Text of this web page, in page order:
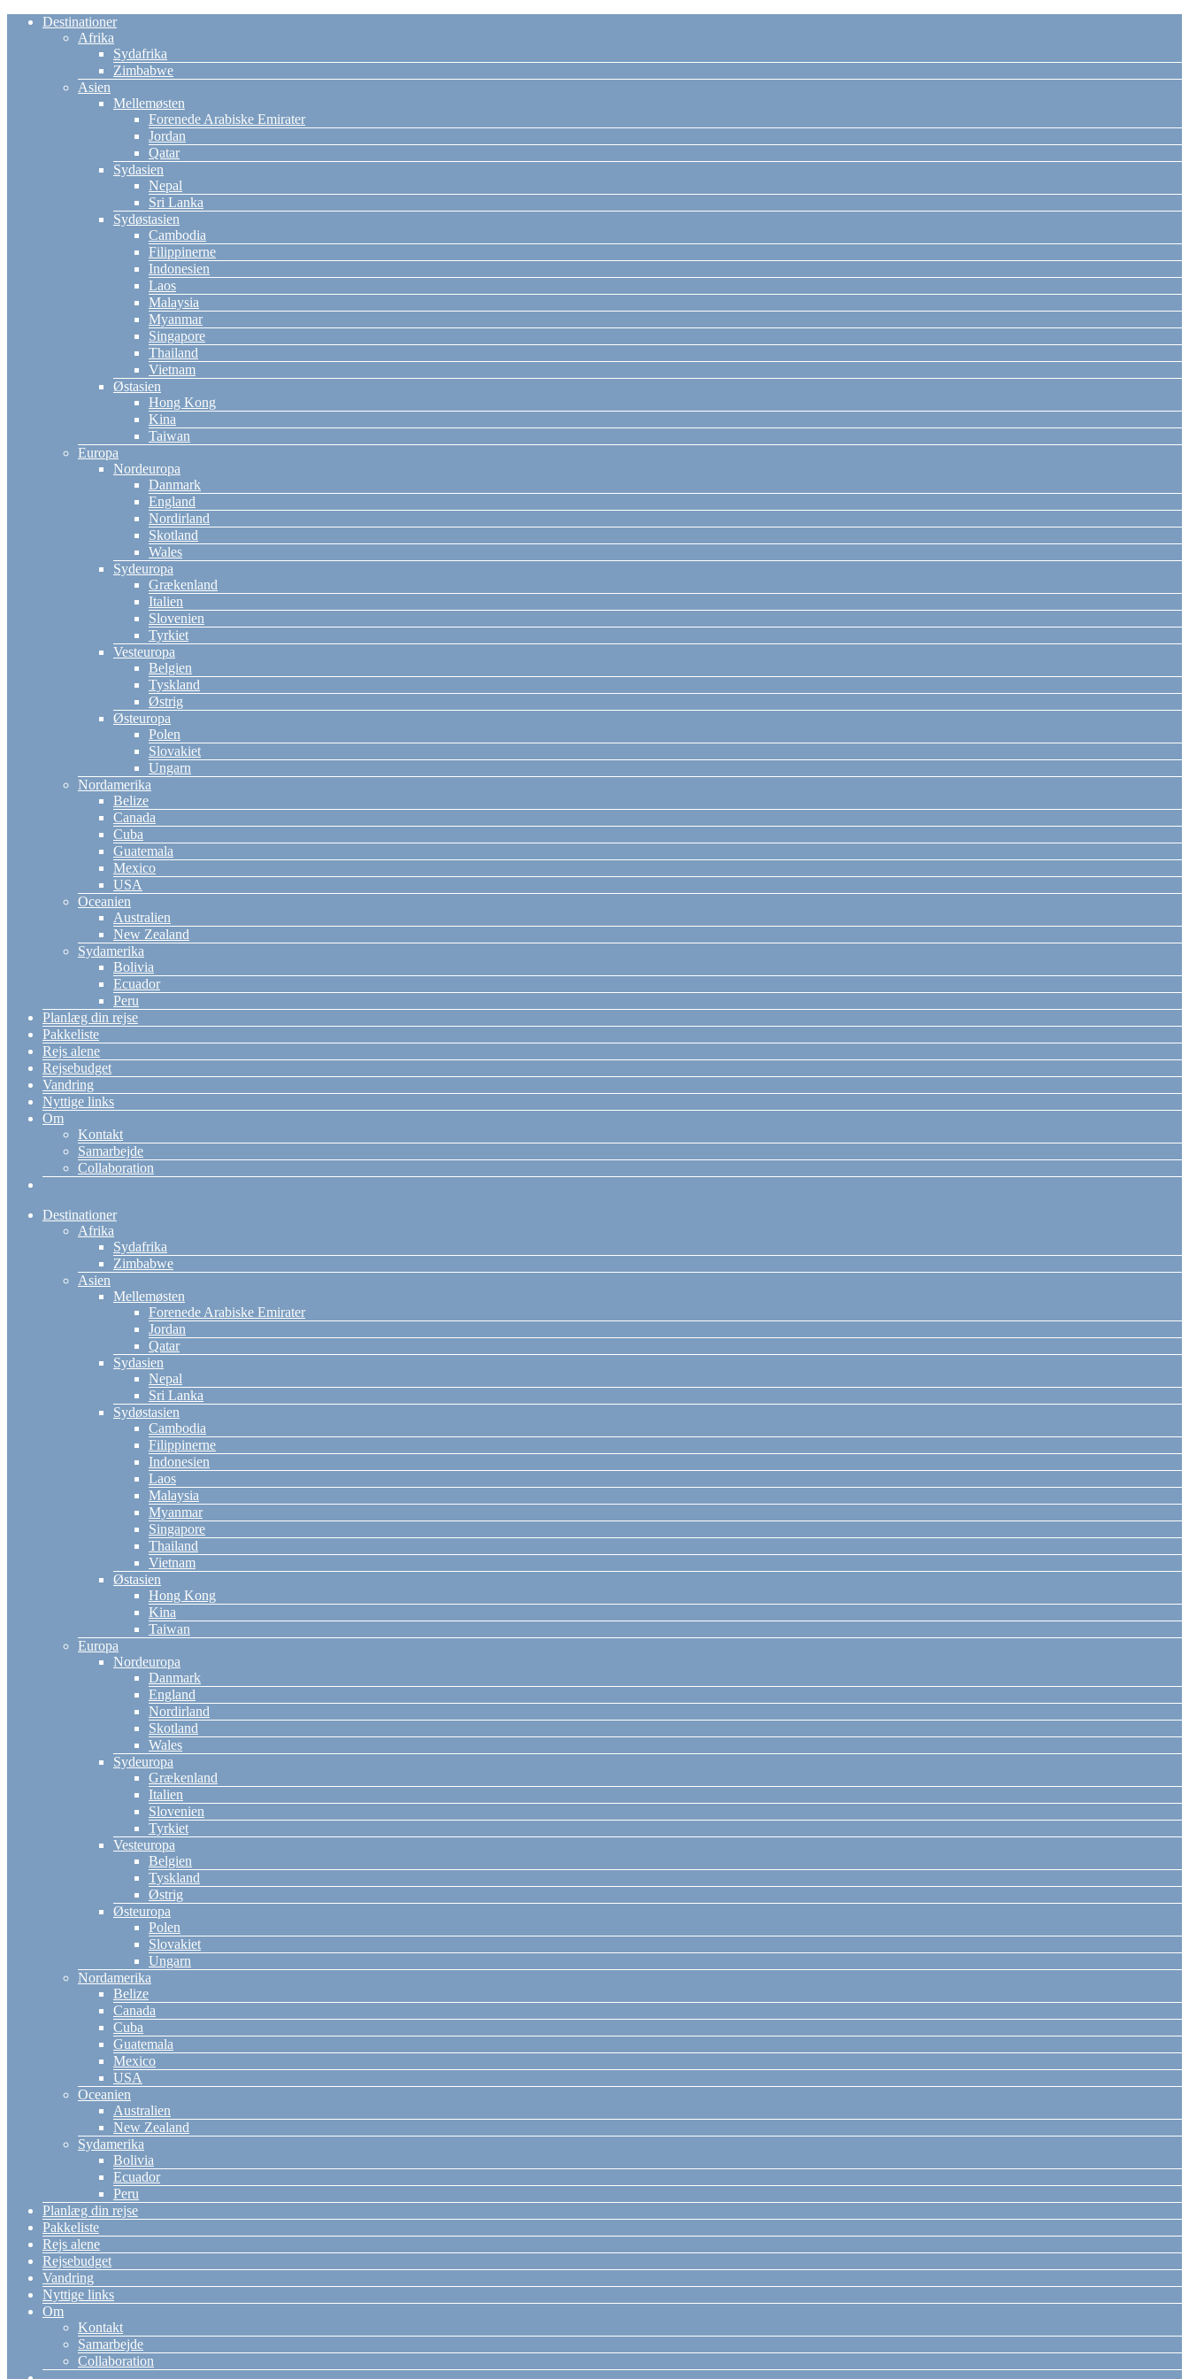
Destinationer
Afrika
Sydafrika
Zimbabwe
Asien
Mellemøsten
Forenede Arabiske Emirater
Jordan
Qatar
Sydasien
Nepal
Sri Lanka
Sydøstasien
Cambodia
Filippinerne
Indonesien
Laos
Malaysia
Myanmar
Singapore
Thailand
Vietnam
Østasien
Hong Kong
Kina
Taiwan
Europa
Nordeuropa
Danmark
England
Nordirland
Skotland
Wales
Sydeuropa
Grækenland
Italien
Slovenien
Tyrkiet
Vesteuropa
Belgien
Tyskland
Østrig
Østeuropa
Polen
Slovakiet
Ungarn
Nordamerika
Belize
Canada
Cuba
Guatemala
Mexico
USA
Oceanien
Australien
New Zealand
Sydamerika
Bolivia
Ecuador
Peru
Planlæg din rejse
Pakkeliste
Rejs alene
Rejsebudget
Vandring
Nyttige links
Om
Kontakt
Samarbejde
Collaboration
Destinationer
Afrika
Sydafrika
Zimbabwe
Asien
Mellemøsten
Forenede Arabiske Emirater
Jordan
Qatar
Sydasien
Nepal
Sri Lanka
Sydøstasien
Cambodia
Filippinerne
Indonesien
Laos
Malaysia
Myanmar
Singapore
Thailand
Vietnam
Østasien
Hong Kong
Kina
Taiwan
Europa
Nordeuropa
Danmark
England
Nordirland
Skotland
Wales
Sydeuropa
Grækenland
Italien
Slovenien
Tyrkiet
Vesteuropa
Belgien
Tyskland
Østrig
Østeuropa
Polen
Slovakiet
Ungarn
Nordamerika
Belize
Canada
Cuba
Guatemala
Mexico
USA
Oceanien
Australien
New Zealand
Sydamerika
Bolivia
Ecuador
Peru
Planlæg din rejse
Pakkeliste
Rejs alene
Rejsebudget
Vandring
Nyttige links
Om
Kontakt
Samarbejde
Collaboration